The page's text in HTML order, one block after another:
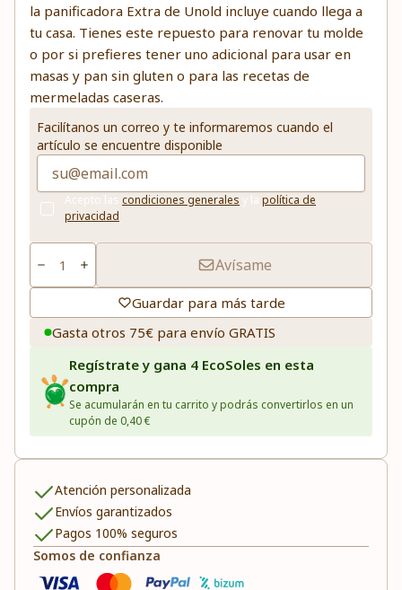
la panificadora Extra de Unold incluye cuando llega a
tu casa. Tienes este repuesto para renovar tu molde
o por si prefieres tener uno adicional para usar en
masas y pan sin gluten o para las recetas de
mermeladas caseras.
Facilítanos un correo y te informaremos cuando el
artículo se encuentre disponible
Acepto las condiciones generales y la política de
privacidad
Avísame
Guardar para más tarde
Gasta otros 75€ para envío GRATIS
Regístrate y gana 4 EcoSoles en esta
compra
Se acumularán en tu carrito y podrás convertirlos en un
cupón de 0,40 €
Atención personalizada
Envíos garantizados
Pagos 100% seguros
Somos de confianza